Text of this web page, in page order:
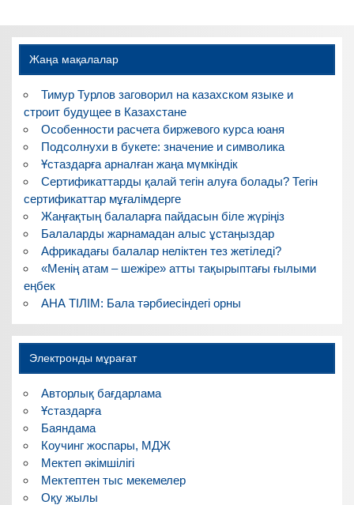
Жаңа мақалалар
Тимур Турлов заговорил на казахском языке и
строит будущее в Казахстане
Особенности расчета биржевого курса юаня
Подсолнухи в букете: значение и символика
Ұстаздарға арналған жаңа мүмкіндік
Сертификаттарды қалай тегін алуға болады? Тегін
сертификаттар мұғалімдерге
Жаңғақтың балаларға пайдасын біле жүріңіз
Балаларды жарнамадан алыс ұстаңыздар
Африкадағы балалар неліктен тез жетіледі?
«Менің атам – шежіре» атты тақырыптағы ғылыми
еңбек
АНА ТІЛІМ: Бала тәрбиесіндегі орны
Электронды мұрағат
Авторлық бағдарлама
Ұстаздарға
Баяндама
Коучинг жоспары, МДЖ
Мектеп әкімшілігі
Мектептен тыс мекемелер
Оқу жылы